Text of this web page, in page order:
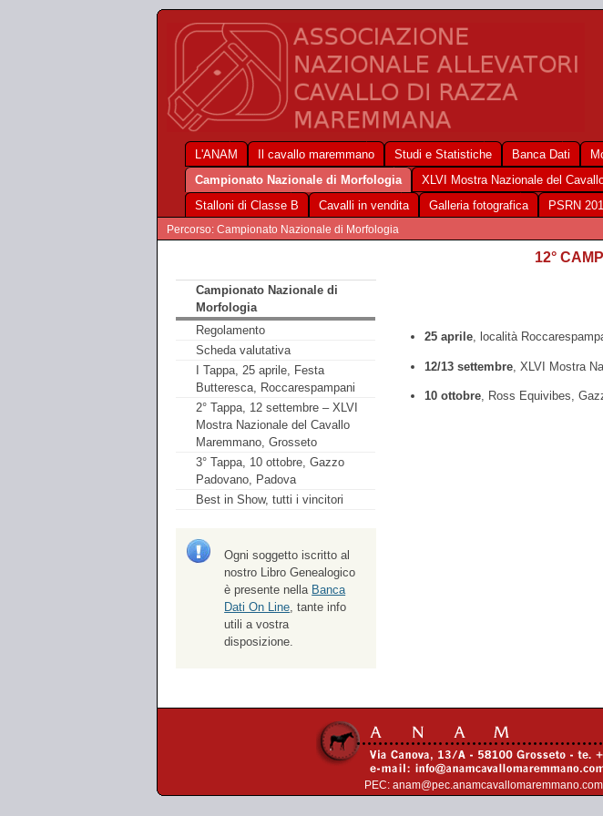
L'ANAM Il cavallo maremmano Studi e Statistiche Banca Dati
Campionato Nazionale di Morfologia
XLVI Mostra Nazionale del
Stalloni di Classe B
Cavalli in vendita Galleria fotografica PSRN
Percorso: Campionato Nazionale di Morfologia
Campionato Nazionale di
Morfologia
Regolamento
Scheda valutativa
I Tappa, 25 aprile, Festa
Butteresca, Roccarespampani
2° Tappa, 12 settembre – XLVI
Mostra Nazionale del Cavallo
Maremmano, Grosseto
3° Tappa, 10 ottobre, Gazzo
Padovano, Padova
Best in Show, tutti i vincitori
Ogni soggetto iscritto al
nostro Libro Genealogico
è presente nella Banca
Dati On Line, tante info
utili a vostra
disposizione.
12°
25 aprile, località
12/13 settembre, XLVI Mostra
10 ottobre, Ross Equivibes,
PEC: anam@pec.anamcavallomaremmano.com